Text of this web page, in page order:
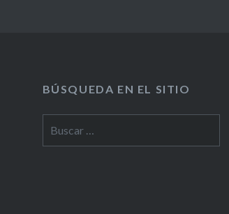
BÚSQUEDA EN EL SITIO